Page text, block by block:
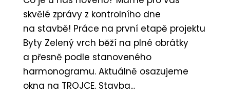
skvělé zprávy z kontrolního dne
na stavbě! Práce na první etapě projektu
Byty Zelený vrch běží na plné obrátky
a přesně podle stanoveného
harmonogramu. Aktuálně osazujeme
okna na TROJCE. Stavba...